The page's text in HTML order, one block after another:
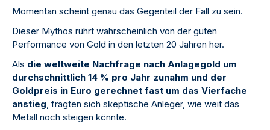
Momentan scheint genau das Gegenteil der Fall zu sein.
Dieser Mythos rührt wahrscheinlich von der guten
Performance von Gold in den letzten 20 Jahren her.
Als die weltweite Nachfrage nach Anlagegold um
durchschnittlich 14 % pro Jahr zunahm und der
Goldpreis in Euro gerechnet fast um das Vierfache
anstieg , fragten sich skeptische Anleger, wie weit das
Metall noch steigen könnte.